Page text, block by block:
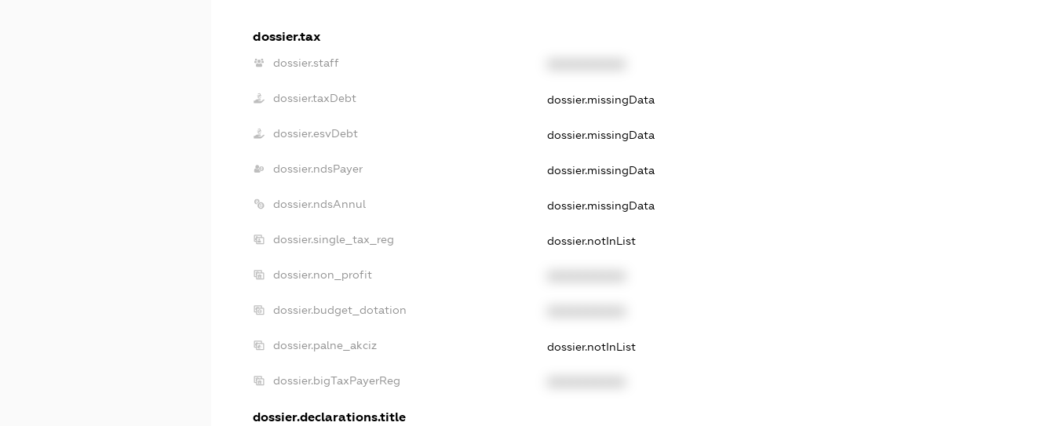
dossier.tax
dossier.staff
dossier.taxDebt dossier.missingData
dossier.esvDebt dossier.missingData
dossier.ndsPayer dossier.missingData
dossier.ndsAnnul dossier.missingData
dossier.single_tax_reg dossier.notInList
dossier.non_profit
dossier.budget_dotation
dossier.palne_akciz dossier.notInList
dossier.bigTaxPayerReg
dossier.declarations.title